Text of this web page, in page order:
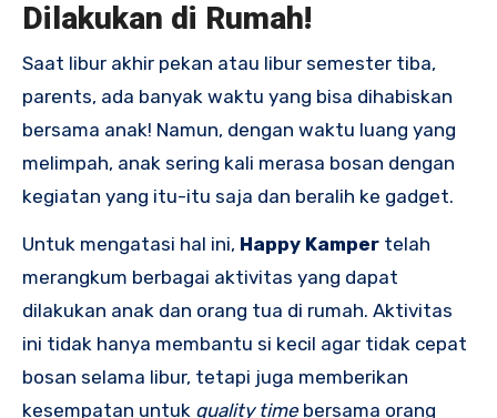
Dilakukan di Rumah!
Saat libur akhir pekan atau libur semester tiba,
parents, ada banyak waktu yang bisa dihabiskan
bersama anak! Namun, dengan waktu luang yang
melimpah, anak sering kali merasa bosan dengan
kegiatan yang itu-itu saja dan beralih ke gadget.
Untuk mengatasi hal ini, Happy Kamper telah
merangkum berbagai aktivitas yang dapat
dilakukan anak dan orang tua di rumah. Aktivitas
ini tidak hanya membantu si kecil agar tidak cepat
bosan selama libur, tetapi juga memberikan
kesempatan untuk quality time bersama orang